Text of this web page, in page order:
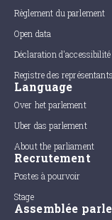
Règlement du parlement
Open data
Déclaration d'accessibilité
Registre des
Language
Over het parlement
Uber das parlement
About the parliament
Recrutement
Postes à pourvoir
Stage
Assemblée